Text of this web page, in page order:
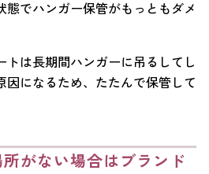
態でハンガー保管がもっともダメ
トは長期間ハンガーに吊るしてし
因になるため、たたんで保管して
がない場合はブランド